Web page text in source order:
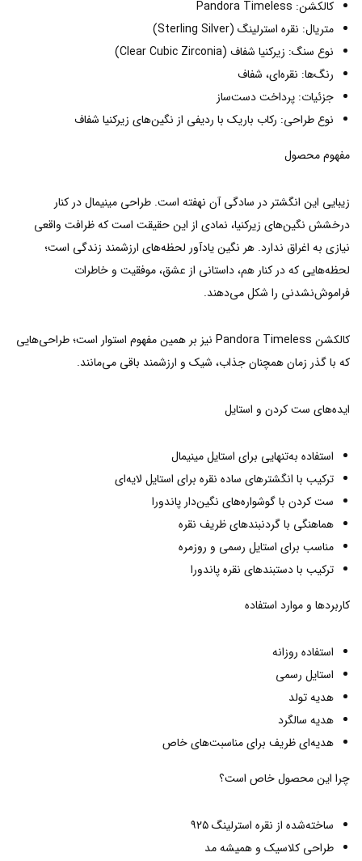
کالکشن: Pandora Timeless
متریال: نقره استرلینگ (Sterling Silver)
نوع سنگ: زیرکنیا شفاف (Clear Cubic Zirconia)
رنگ‌ها: نقره‌ای، شفاف
جزئیات: پرداخت دست‌ساز
نوع طراحی: رکاب باریک با ردیفی از نگین‌های زیرکنیا شفاف
مفهوم محصول
زیبایی این انگشتر در سادگی آن نهفته است. طراحی مینیمال در کنار
درخشش نگین‌های زیرکنیا، نمادی از این حقیقت است که ظرافت واقعی
نیازی به اغراق ندارد. هر نگین یادآور لحظه‌های ارزشمند زندگی است؛
لحظه‌هایی که در کنار هم، داستانی از عشق، موفقیت و خاطرات
فراموش‌نشدنی را شکل می‌دهند.
کالکشن Pandora Timeless نیز بر همین مفهوم استوار است؛ طراحی‌هایی
که با گذر زمان همچنان جذاب، شیک و ارزشمند باقی می‌مانند.
ایده‌های ست کردن و استایل
استفاده به‌تنهایی برای استایل مینیمال
ترکیب با انگشترهای ساده نقره برای استایل لایه‌ای
ست کردن با گوشواره‌های نگین‌دار پاندورا
هماهنگی با گردنبندهای ظریف نقره
مناسب برای استایل رسمی و روزمره
ترکیب با دستبندهای نقره پاندورا
کاربردها و موارد استفاده
استفاده روزانه
استایل رسمی
هدیه تولد
هدیه سالگرد
هدیه‌ای ظریف برای مناسبت‌های خاص
چرا این محصول خاص است؟
ساخته‌شده از نقره استرلینگ ۹۲۵
طراحی کلاسیک و همیشه مد